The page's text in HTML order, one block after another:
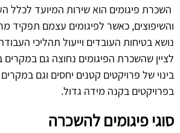
השכרת פיגומים הוא שירות המיועד לכלל
והשיפוצים, כאשר לפיגומים עצמם תפקיד
נושא בטיחות העובדים וייעול תהליכי
לציין שהשכרת הפיגומים נחוצה גם
בינוי של פרויקטים קטנים יחסים וגם
בפרויקטים בקנה מידה גדול.
סוגי פיגומים להשכרה